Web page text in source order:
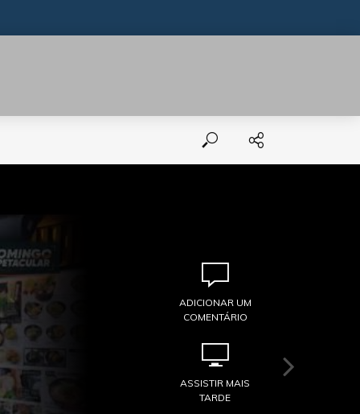
ADICIONAR UM
COMENTÁRIO
ASSISTIR MAIS
TARDE
ADICIONAR UM
COMENTÁRIO
ASSISTIR MAIS
TARDE